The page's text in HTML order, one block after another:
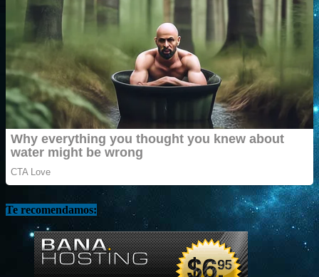
Te recomendamos: